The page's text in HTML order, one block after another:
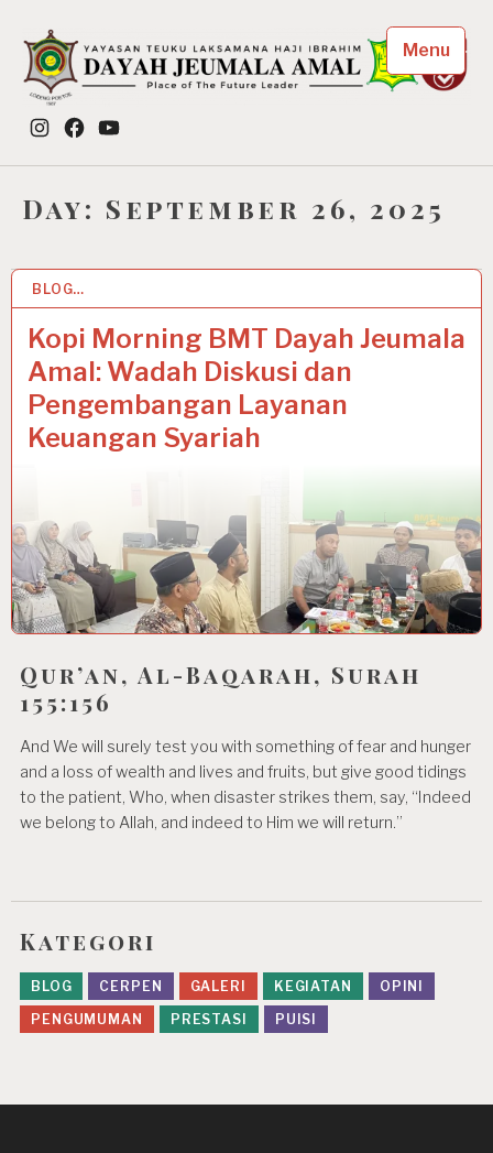
content
Dayah Jeumala Amal
Place of The Future Leader
Instagram
FacebookYouTube
Menu
Day: September 26, 2025
BLOG…
Kopi Morning BMT Dayah Jeumala
Amal: Wadah Diskusi dan
Pengembangan Layanan
Keuangan Syariah
26 SEP 2025
Qur’an, Al-Baqarah, Surah
155:156
And We will surely test you with something of fear and hunger
and a loss of wealth and lives and fruits, but give good tidings
to the patient, Who, when disaster strikes them, say, “Indeed
we belong to Allah, and indeed to Him we will return.”
Kategori
BLOG CERPEN GALERI KEGIATAN
OPINI
PENGUMUMAN
PRESTASI PUISI